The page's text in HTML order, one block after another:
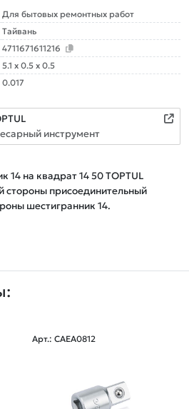
Для бытовых ремонтных работ
Тайвань
4711671611216
5.1 x 0.5 x 0.5
0.017
инструмент
14 на квадрат 14 50 TOPTUL
стороны присоединительный
Арт.: CAEA0812